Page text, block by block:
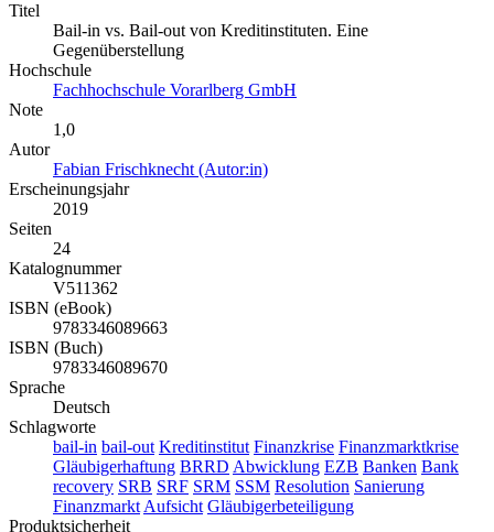
Titel
Bail-in vs. Bail-out von Kreditinstituten. Eine
Gegenüberstellung
Hochschule
Fachhochschule Vorarlberg GmbH
Note
1,0
Autor
Fabian Frischknecht (Autor:in)
Erscheinungsjahr
2019
Seiten
24
Katalognummer
V511362
ISBN (eBook)
9783346089663
ISBN (Buch)
9783346089670
Sprache
Deutsch
Schlagworte
bail-in bail-out Kreditinstitut Finanzkrise Finanzmarktkrise
Gläubigerhaftung BRRD Abwicklung EZB Banken Bank
recovery SRB SRF SRM SSM Resolution Sanierung
Finanzmarkt Aufsicht Gläubigerbeteiligung
Produktsicherheit